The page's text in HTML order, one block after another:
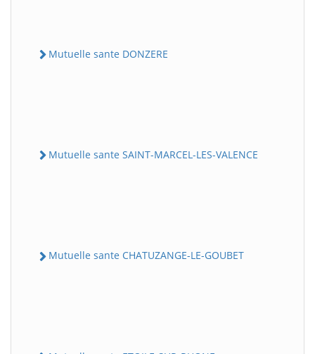
Mutuelle sante DONZERE
Mutuelle sante SAINT-MARCEL-LES-VALENCE
Mutuelle sante CHATUZANGE-LE-GOUBET